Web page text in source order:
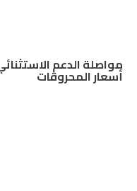
مواصلة الدعم
أسعار المحروقات